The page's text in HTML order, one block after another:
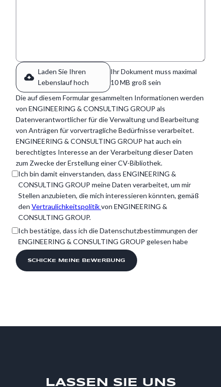
Laden Sie Ihren
Lebenslauf hoch
Ihr Dokument muss maximal
10 MB groß sein
Die auf diesem Formular gesammelten Informationen werden
von ENGINEERING & CONSULTING GROUP als
Datenverantwortlicher für die Verwaltung und Bearbeitung
von Anträgen für vorvertragliche Bedürfnisse verarbeitet.
ENGINEERING & CONSULTING GROUP hat auch ein
berechtigtes Interesse an der Verarbeitung dieser Daten
zum Zwecke der Erstellung einer CV-Bibliothek.
Ich bin damit einverstanden, dass ENGINEERING &
CONSULTING GROUP meine Daten verarbeitet, um mir
Stellen anzubieten, die mich interessieren könnten, gemäß
den Vertraulichkeitspolitikvon ENGINEERING &
CONSULTING GROUP.
Ich bestätige, dass ich die Datenschutzbestimmungen der
ENGINEERING & CONSULTING GROUP gelesen habe
LASSEN SIE UNS